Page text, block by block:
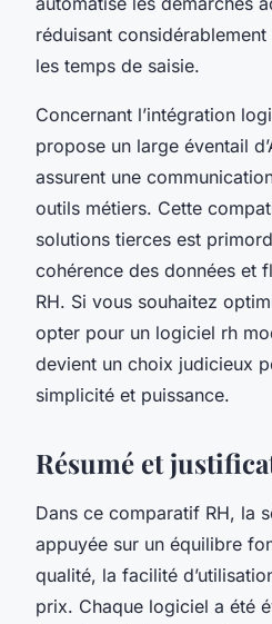
réduisant considérablement
les temps de saisie.
Concernant l’intégration
propose un large éventail
assurent une
outils métiers. Cette
solutions tierces est
cohérence des données et
RH. Si vous souhaitez
opter pour un logiciel rh
devient un choix judicieux
simplicité et puissance.
Résumé et
Dans ce comparatif RH, la
appuyée sur un équilibre
qualité, la facilité
prix. Chaque logiciel a été